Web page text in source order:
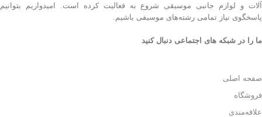
آلات و لوازم جانبی موسیقی شروع به فعالیت کرده است. امیدواریم بتوانیم
پاسخگوی نیاز تمامی رشته‌های موسیقی باشیم.
ما را در شبکه های اجتماعی دنبال کنید
صفحه اصلی
فروشگاه
علاقه‌مندی